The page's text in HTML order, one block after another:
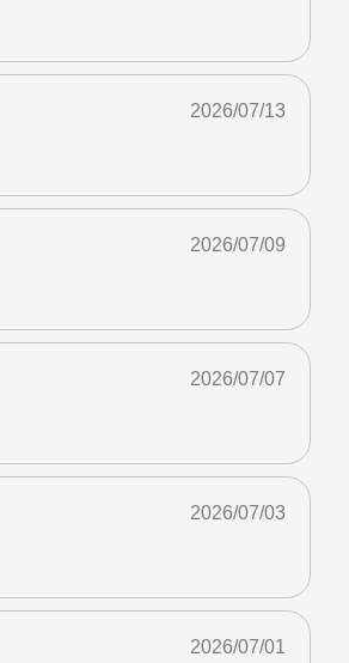
2026/07/13
2026/07/09
2026/07/07
2026/07/03
2026/07/01